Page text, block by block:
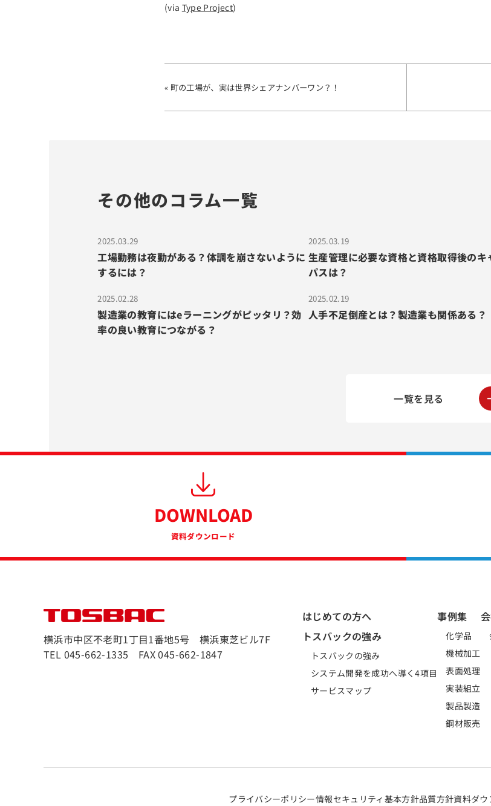
(via Type Project)
« 町の工場が、実は世界シェアナンバーワン？！
その他のコラム一覧
2025.03.29
工場勤務は夜勤がある？体調を崩さないように
するには？
2025.03.19
生産管理に必要な資格と資格取得後のキ
パスは？
2025.02.28
製造業の教育にはeラーニングがピッタリ？効
率の良い教育につながる？
2025.02.19
人手不足倒産とは？製造業も関係ある？
一覧を見る
DOWNLOAD
資料ダウンロード
横浜市中区不老町1丁目1番地5号 横浜東芝ビル7F
TEL 045-662-1335 FAX 045-662-1847
はじめての方へ
トスバックの強み
トスバックの強み
システム開発を成功へ導く4項目
サービスマップ
事例集
化学品
機械加工
表面処理
実装組立
製品製造
鋼材販売
プライバシーポリシー情報セキュリティ基本方針品質方針資料ダウ